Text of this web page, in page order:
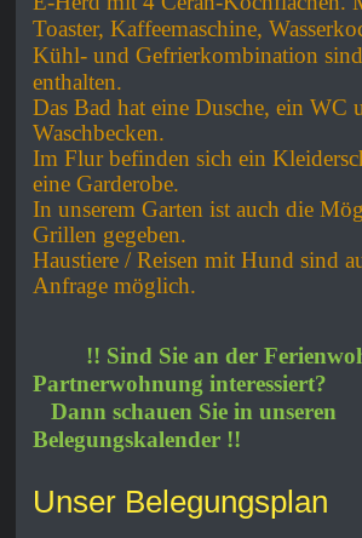
Toaster, Kaffeemaschine,
Kühl- und Gefrierkombination
enthalten.
Das Bad hat eine Dusche, ein WC
Waschbecken.
Im Flur befinden sich ein
eine Garderobe.
In unserem Garten ist auch die
Grillen gegeben.
Haustiere / Reisen mit Hund sind
Anfrage möglich.
!! Sind Sie an der
Partnerwohnung interessiert?
Dann schauen Sie in unseren
Belegungskalender !!
Unser Belegungsplan